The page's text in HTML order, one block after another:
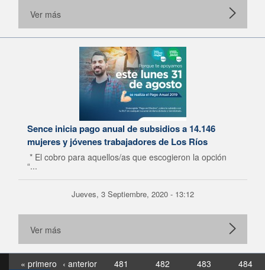
Ver más
Sence inicia pago anual de subsidios a 14.146
mujeres y jóvenes trabajadores de Los Ríos
* El cobro para aquellos/as que escogieron la opción
“...
Jueves, 3 Septiembre, 2020 - 13:12
Ver más
« primero ‹ anterior 481 482 483
484